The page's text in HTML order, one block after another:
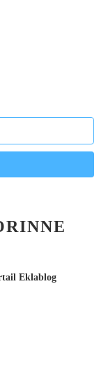
Eklablog